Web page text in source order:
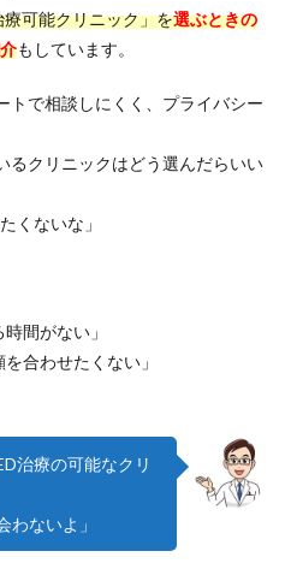
療可能クリニック」を選ぶときの
もしています。
トで相談しにくく、プライバシー
るクリニックはどう選んだらいい
くないな」
間がない」
合わせたくない」
治療の可能なクリ
わないよ」